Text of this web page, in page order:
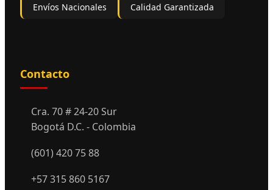
Envíos Nacionales Calidad Garantizada
Contacto
Cra. 70 # 24-20 Sur
Bogotá D.C. - Colombia
(601) 420 75 88
+57 315 860 5167